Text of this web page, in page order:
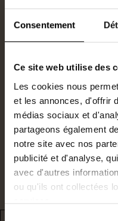
Consentement
Ce site web utilise des
Les cookies nous
et les annonces, d'offrir
médias sociaux et
partageons également
notre site avec nos
publicité et d'analyse,
avec d'autres
ou qu'ils ont collectées
services.
Je suis